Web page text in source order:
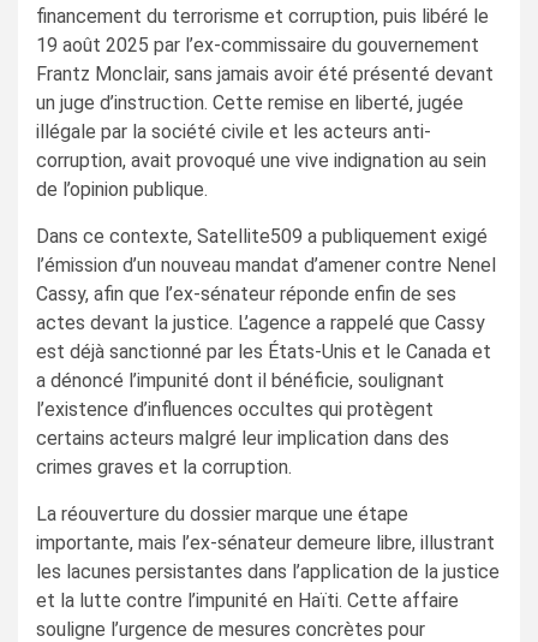
financement du terrorisme et corruption, puis libéré le
19 août 2025 par l’ex-commissaire du gouvernement
Frantz Monclair, sans jamais avoir été présenté devant
un juge d’instruction. Cette remise en liberté, jugée
illégale par la société civile et les acteurs anti-
corruption, avait provoqué une vive indignation au sein
de l’opinion publique.
Dans ce contexte, Satellite509 a publiquement exigé
l’émission d’un nouveau mandat d’amener contre Nenel
Cassy, afin que l’ex-sénateur réponde enfin de ses
actes devant la justice. L’agence a rappelé que Cassy
est déjà sanctionné par les États-Unis et le Canada et
a dénoncé l’impunité dont il bénéficie, soulignant
l’existence d’influences occultes qui protègent
certains acteurs malgré leur implication dans des
crimes graves et la corruption.
La réouverture du dossier marque une étape
importante, mais l’ex-sénateur demeure libre, illustrant
les lacunes persistantes dans l’application de la justice
et la lutte contre l’impunité en Haïti. Cette affaire
souligne l’urgence de mesures concrètes pour